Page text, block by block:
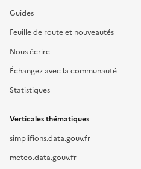
Guides
Feuille de route et nouveautés
Nous écrire
Échangez avec la communauté
Statistiques
Verticales thématiques
simplifions.data.gouv.fr
meteo.data.gouv.fr